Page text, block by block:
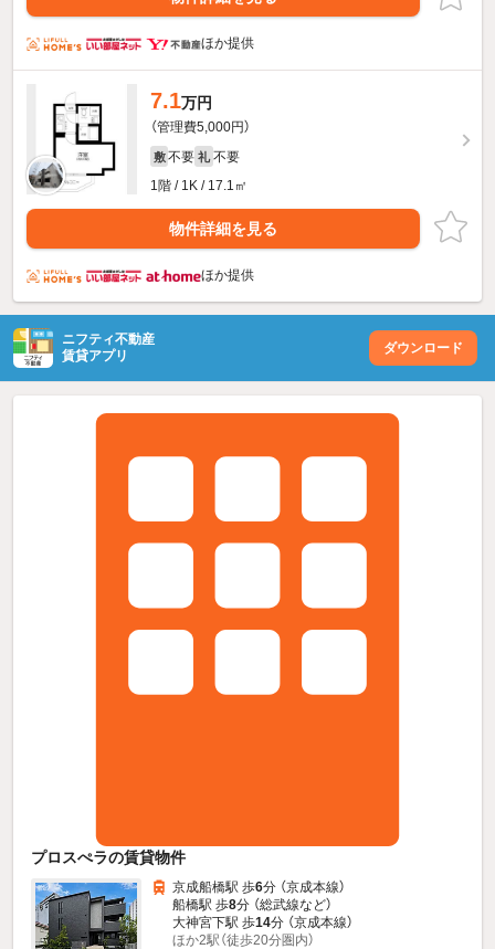
ほか提供
7.1万円
（管理費5,000円）
敷 不要 礼 不要
1階 / 1K / 17.1㎡
物件詳細を見る
ほか提供
ニフティ不動産
賃貸アプリ
ダウンロード
プロスぺラの賃貸物件
京成船橋駅 歩6分 （京成本線）
船橋駅 歩8分 （総武線など）
大神宮下駅 歩14分 （京成本線）
ほか2駅（徒歩20分圏内）